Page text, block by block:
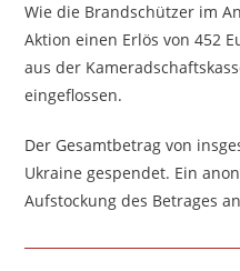
Wie die Brandschützer im
Aktion einen Erlös von 452
aus der
eingeflossen.
Der Gesamtbetrag von
Ukraine gespendet. Ein
Aufstockung des Betrages